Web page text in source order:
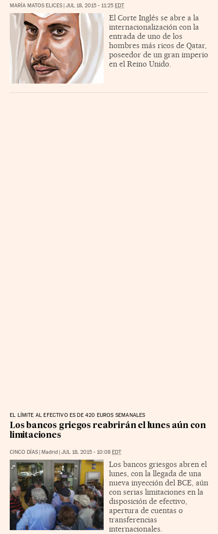
MARÍA MATOS ELICES | JUL 18, 2015 - 11:25 EDT
El Corte Inglés se abre a la
internacionalización con la
entrada de uno de los
hombres más ricos de Qatar,
poseedor de un gran imperio
en el Reino Unido.
EL LÍMITE AL EFECTIVO ES DE 420 EUROS SEMANALES
Los bancos griegos reabrirán el lunes aún con
limitaciones
CINCO DÍAS | Madrid | JUL 18, 2015 - 10:08 EDT
Los bancos griesgos abren el
lunes, con la llegada de una
nueva inyección del BCE, aún
con serias limitaciones en la
disposición de efectivo,
apertura de cuentas o
transferencias
internacionales.